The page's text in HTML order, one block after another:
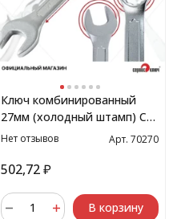
Ключ комбинированный
27мм (холодный штамп) CR-
V
Нет отзывов Арт. 70270
502,72₽
В корзину